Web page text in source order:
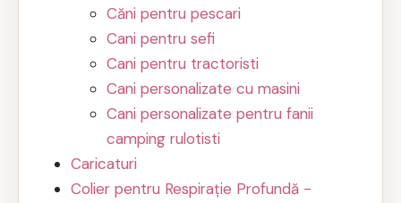
Căni pentru pescari
Cani pentru sefi
Cani pentru tractoristi
Cani personalizate cu masini
Cani personalizate pentru fanii
camping rulotisti
Caricaturi
Colier pentru Respirație Profundă -